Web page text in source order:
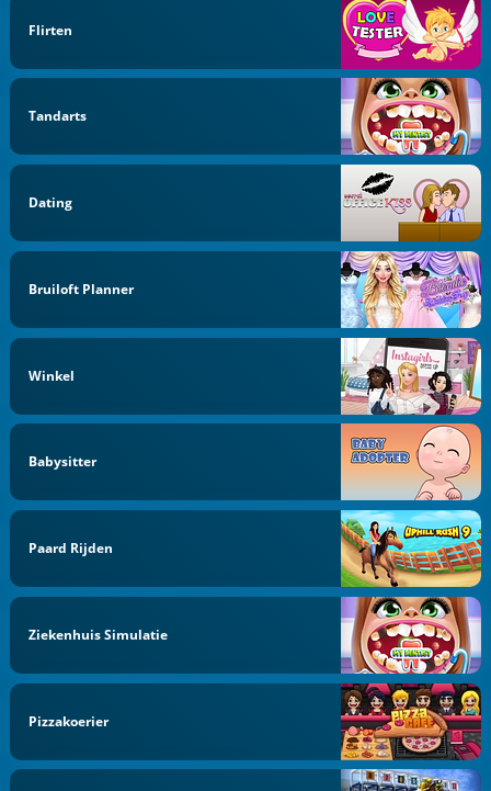
Flirten
Tandarts
Dating
Bruiloft Planner
Winkel
Babysitter
Paard Rijden
Ziekenhuis Simulatie
Pizzakoerier